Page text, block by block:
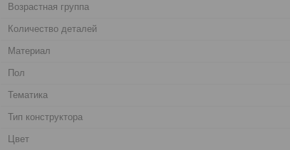
Возрастная группа
Количество деталей
Материал
Пол
Тематика
Тип конструктора
Цвет